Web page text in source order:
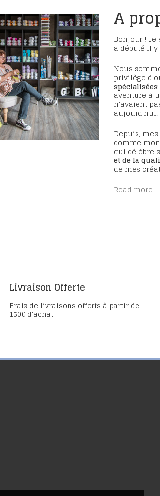
A
Bonjour !
a débuté il y
Nous
privilège
aventure à
n'avaient
aujourd'hui.
Depuis,
comme
qui célèbre
et de la
de mes
Read more
Livraison Offerte
Frais de livraisons offerts à partir de
150€ d'achat